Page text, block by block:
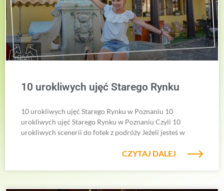
10 urokliwych ujęć Starego Rynku
10 urokliwych ujęć Starego Rynku w Poznaniu 10
urokliwych ujęć Starego Rynku w Poznaniu Czyli 10
urokliwych scenerii do fotek z podróży Jeżeli jesteś w
CZYTAJ DALEJ